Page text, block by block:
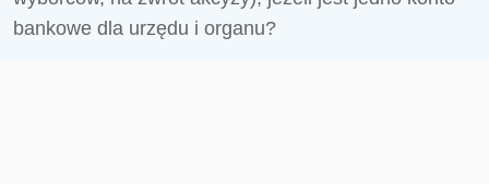
bankowe dla urzędu i organu?